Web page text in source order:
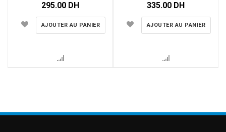
295.00 DH
AJOUTER AU PANIER
335.00 DH
AJOUTER AU PANIER